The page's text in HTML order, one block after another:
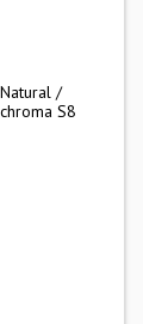
/
S8